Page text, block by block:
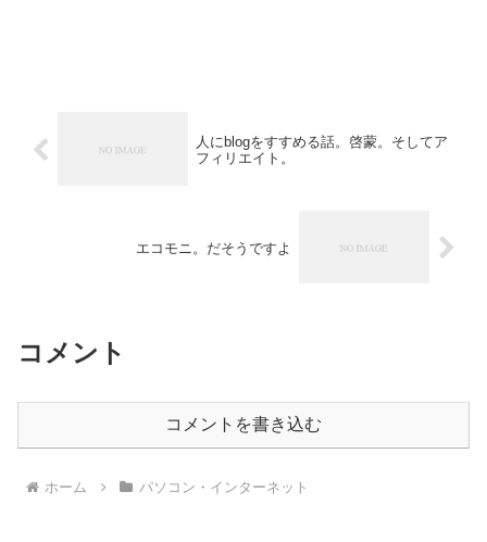
人にblogをすすめる話。啓蒙。そしてア
フィリエイト。
エコモニ。だそうですよ
コメント
コメントを書き込む
ホーム パソコン・インターネット